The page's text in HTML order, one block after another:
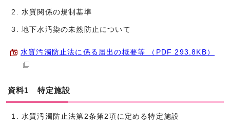
水質関係の規制基準
地下水汚染の未然防止について
水質汚濁防止法に係る届出の概要等 （PDF 293.8KB）
資料1 特定施設
水質汚濁防止法第2条第2項に定める特定施設